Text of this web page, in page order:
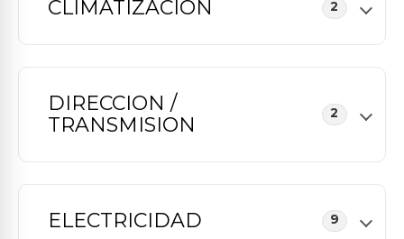
CLIMATIZACION 2
DIRECCION /
TRANSMISION
2
ELECTRICIDAD 9